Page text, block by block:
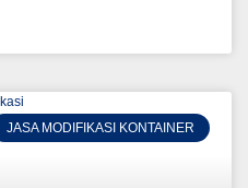
JASA MODIFIKASI KONTAINER